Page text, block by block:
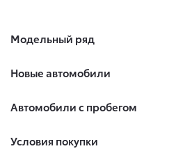
Модельный ряд
Новые автомобили
Автомобили с пробегом
Условия покупки